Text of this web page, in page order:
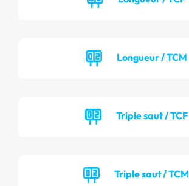
Longueur / TCM
Triple saut / TCF
Triple saut / TCM